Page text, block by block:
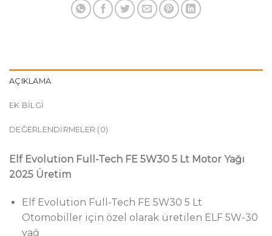
AÇIKLAMA
EK BILGI
DEĞERLENDIRMELER (0)
Elf Evolution Full-Tech FE 5W30 5 Lt Motor Yağı
2025 Üretim
Elf Evolution Full-Tech FE 5W30 5 Lt
Otomobiller için özel olarak üretilen ELF 5W-30
yağ